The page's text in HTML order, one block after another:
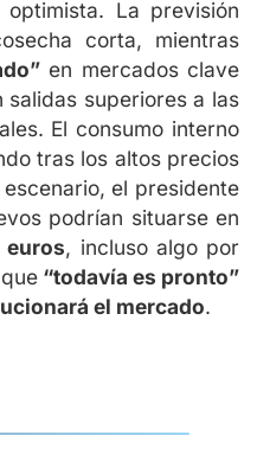
La previsión
corta, mientras
en mercados clave
salidas superiores a las
El consumo interno
tras los altos precios
el presidente
podrían situarse en
, incluso algo por
“todavía es pronto”
el mercado.